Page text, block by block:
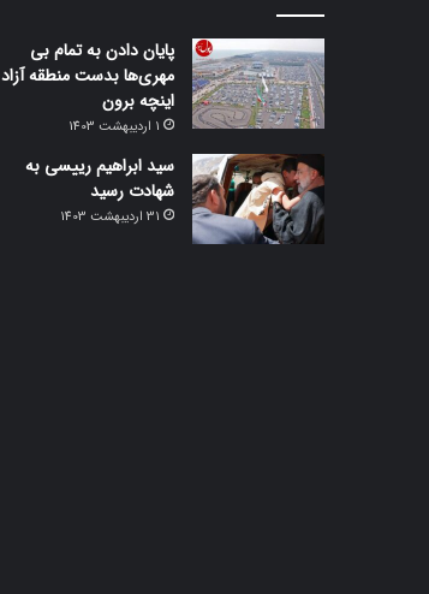
پایان دادن به تمام بی
مهری‌ها بدست منطقه آزاد
اینچه برون
1 اردیبهشت 1403
سید ابراهیم رییسی به
شهادت رسید
31 اردیبهشت 1403